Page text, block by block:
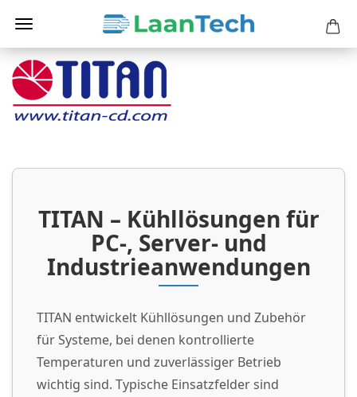
TITAN – Kühllösungen für
PC-, Server- und
Industrieanwendungen
TITAN entwickelt Kühllösungen und Zubehör
für Systeme, bei denen kontrollierte
Temperaturen und zuverlässiger Betrieb
wichtig sind. Typische Einsatzfelder sind